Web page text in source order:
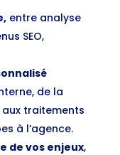
entre analyse
SEO,
de la
traitements
à l’agence.
de vos enjeux,